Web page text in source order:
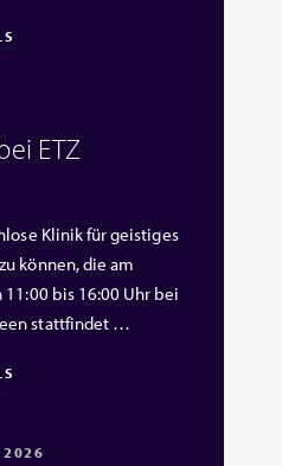
ETZ
Klinik für geistiges
können, die am
bis 16:00 Uhr bei
stattfindet …
2026